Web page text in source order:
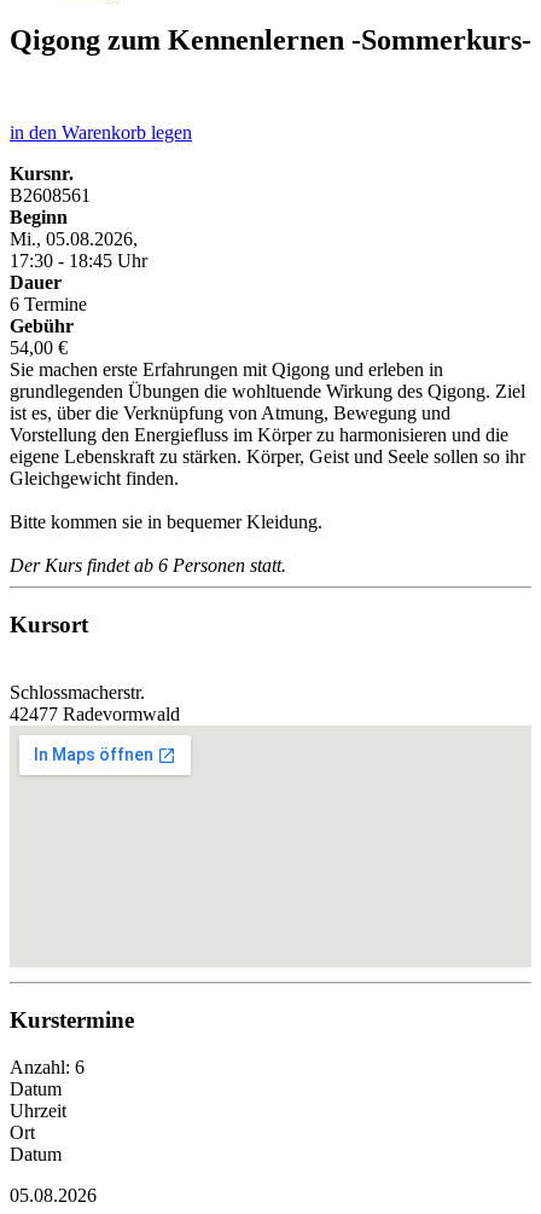
Qigong zum Kennenlernen -Sommerkurs-
in den Warenkorb legen
Kursnr.
B2608561
Beginn
Mi., 05.08.2026,
17:30 - 18:45 Uhr
Dauer
6 Termine
Gebühr
54,00 €
Sie machen erste Erfahrungen mit Qigong und erleben in
grundlegenden Übungen die wohltuende Wirkung des Qigong. Ziel
ist es, über die Verknüpfung von Atmung, Bewegung und
Vorstellung den Energiefluss im Körper zu harmonisieren und die
eigene Lebenskraft zu stärken. Körper, Geist und Seele sollen so ihr
Gleichgewicht finden.
Bitte kommen sie in bequemer Kleidung.
Der Kurs findet ab 6 Personen statt.
Kursort
Schlossmacherstr.
42477 Radevormwald
Kurstermine
Anzahl: 6
Datum
Uhrzeit
Ort
Datum
05.08.2026